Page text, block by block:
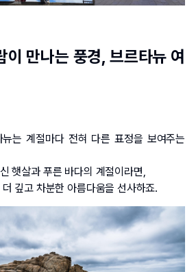
이 만나는 풍경, 브르타뉴 여
는 계절마다 전혀 다른 표정을 보여주는
햇살과 푸른 바다의 계절이라면,
깊고 차분한 아름다움을 선사하죠.